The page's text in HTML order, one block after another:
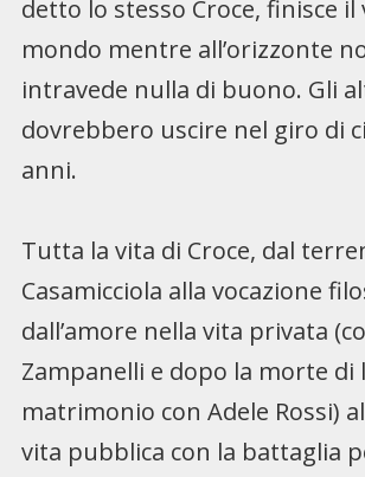
detto lo stesso Croce, finisce il
mondo mentre all’orizzonte
intravede nulla di buono. Gli
dovrebbero uscire nel giro di
anni.
Tutta la vita di Croce, dal
Casamicciola alla vocazione
dall’amore nella vita privata
Zampanelli e dopo la morte di
matrimonio con Adele Rossi)
vita pubblica con la battaglia